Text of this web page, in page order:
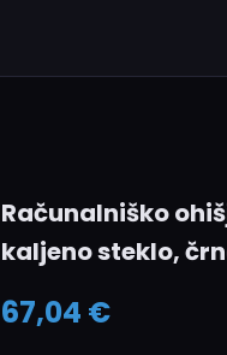
Računalniško
kaljeno steklo,
67,04 €